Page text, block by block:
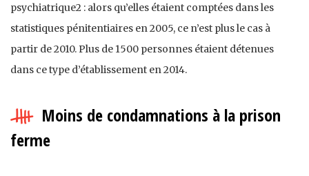
psychiatrique2 : alors qu’elles étaient comptées dans les
statistiques pénitentiaires en 2005, ce n’est plus le cas à
partir de 2010. Plus de 1500 personnes étaient détenues
dans ce type d’établissement en 2014.
Moins de condamnations à la prison
ferme